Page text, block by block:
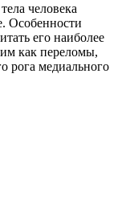
человека
Особенности
его наиболее
как переломы,
рога медиального